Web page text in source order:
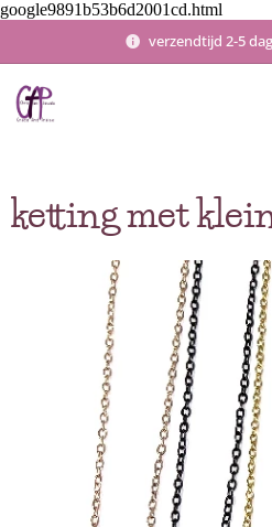
google9891b53b6d2001cd.html
verzendtijd 2-5
ketting met